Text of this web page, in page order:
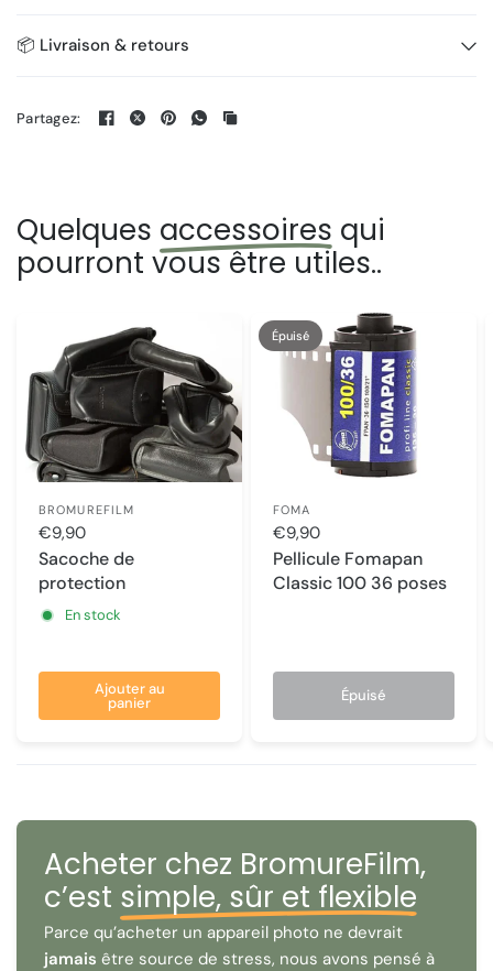
📦 Livraison & retours
Partagez:
Quelques accessoires qui
pourront vous être utiles..
BROMUREFILM
€9,90
Sacoche de
protection
En stock
Ajouter au
panier
Épuisé
FOMA
€9,90
Pellicule Fomapan
Classic 100 36 poses
Épuisé
Acheter chez BromureFilm,
c’est simple, sûr et flexible
Parce qu’acheter un appareil photo ne devrait
jamais être source de stress, nous avons pensé à